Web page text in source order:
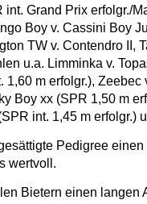
Grand Prix erfolgr./
Boy v. Cassini Boy
TW v. Contendro II,
u.a. Limminka v.
m erfolgr.),
Boy xx (SPR 1,50 m
int. 1,45 m erfolgr.)
Pedigree
wertvoll.
Bietern einen langen